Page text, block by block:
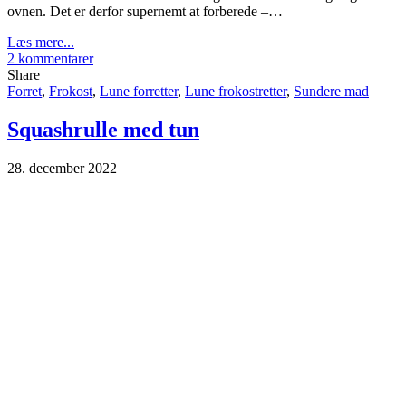
ovnen. Det er derfor supernemt at forberede –…
Læs mere...
2 kommentarer
Share
Forret, Frokost, Lune forretter, Lune frokostretter, Sundere mad
Squashrulle med tun
28. december 2022